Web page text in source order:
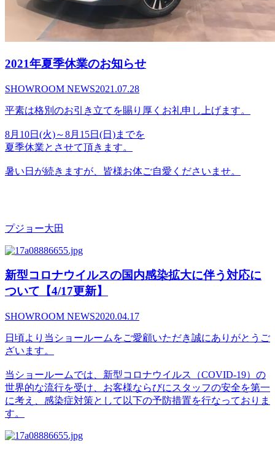
2021年夏季休業のお知らせ
SHOWROOM NEWS2021.07.28
平素は格別のお引き立てを賜り厚くお礼申し上げます。
8月10日(火)～8月15日(日)までを
夏季休業とさせて頂きます。
暑い日が続きますが、皆様お体ご自愛くださいませ。
プジョー大田
新型コロナウイルスの国内感染拡大に伴う対応に
ついて【4/17更新】
SHOWROOM NEWS2020.04.17
日頃より当ショールームをご愛顧いただき誠にありがとうご
ざいます。
当ショールームでは、新型コロナウイルス（COVID-19）の
世界的な流行を受け、お客様ならびにスタッフの安全を第一
に考え、感染症対策として以下の予防措置を行なっておりま
す。